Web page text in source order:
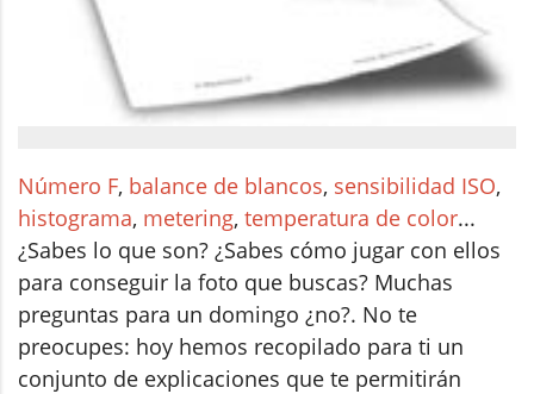
Número F, balance de blancos, sensibilidad ISO,
histograma, metering, temperatura de color...
¿Sabes lo que son? ¿Sabes cómo jugar con ellos
para conseguir la foto que buscas? Muchas
preguntas para un domingo ¿no?. No te
preocupes: hoy hemos recopilado para ti un
conjunto de explicaciones que te permitirán